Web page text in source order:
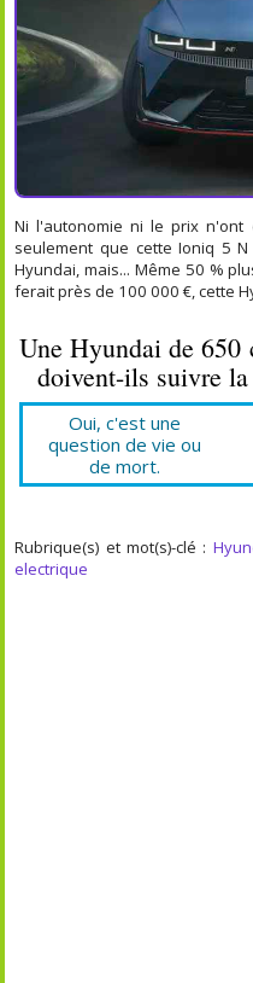
Ni l'autonomie ni le prix n'ont
seulement que cette Ioniq 5
Hyundai, mais... Même 50 %
ferait près de 100 000 €, cette
Une Hyundai de 650
doivent-ils suivre
Oui, c'est une
question de vie ou
de mort.
Rubrique(s) et mot(s)-clé :
electrique